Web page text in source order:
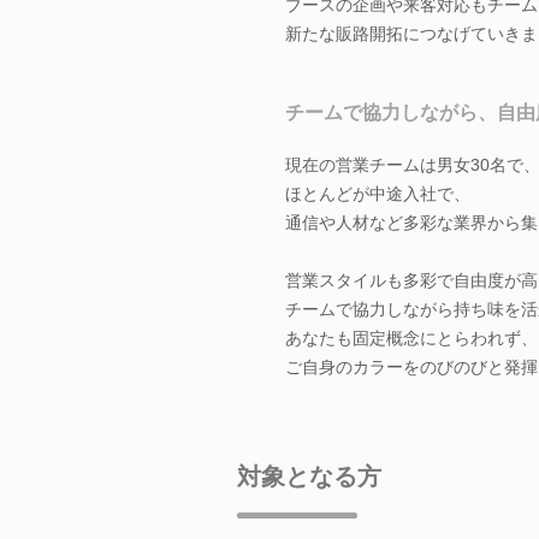
ブースの企画や来客対応もチー
新たな販路開拓につなげていき
チームで協力しながら、自
現在の営業チームは男女30名で
ほとんどが中途入社で、
通信や人材など多彩な業界から
営業スタイルも多彩で自由度が
チームで協力しながら持ち味を
あなたも固定概念にとらわれず、
ご自身のカラーをのびのびと発
対象となる方